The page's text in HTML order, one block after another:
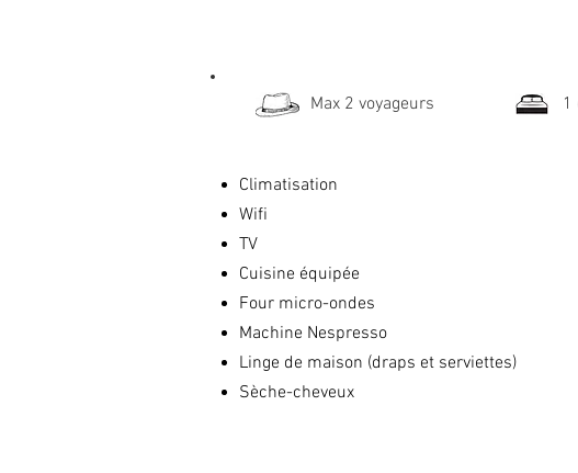
Max 2 voyageurs 1
Climatisation
Wifi
TV
Cuisine équipée
Four micro-ondes
Machine Nespresso
Linge de maison (draps et serviettes)
Sèche-cheveux